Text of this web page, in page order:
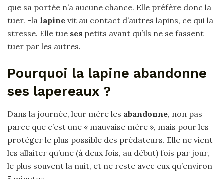
que sa portée n’a aucune chance. Elle préfère donc la
tuer. -la lapine vit au contact d’autres lapins, ce qui la
stresse. Elle tue ses petits avant qu’ils ne se fassent
tuer par les autres.
Pourquoi la lapine abandonne
ses lapereaux ?
Dans la journée, leur mère les abandonne, non pas
parce que c’est une « mauvaise mère », mais pour les
protéger le plus possible des prédateurs. Elle ne vient
les allaiter qu’une (à deux fois, au début) fois par jour,
le plus souvent la nuit, et ne reste avec eux qu’environ